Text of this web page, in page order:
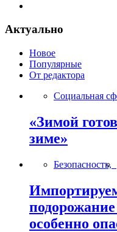
Актуально
Новое
Популярные
От редактора
Социальная
«Зимой
зиме»
Безопасность,
особенно